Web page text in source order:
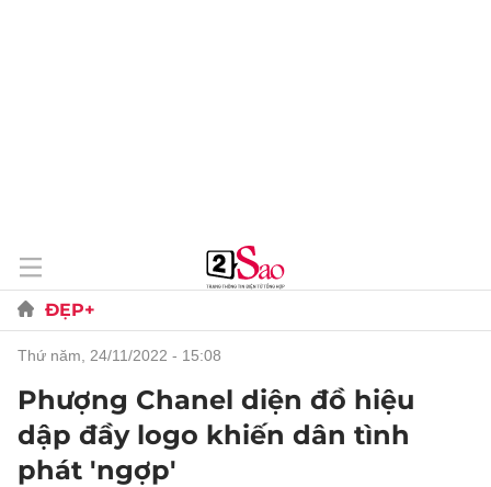
ĐẸP+
thứ năm, 24/11/2022 - 15:08
Phượng Chanel diện đồ hiệu
dập đầy logo khiến dân tình
phát 'ngợp'